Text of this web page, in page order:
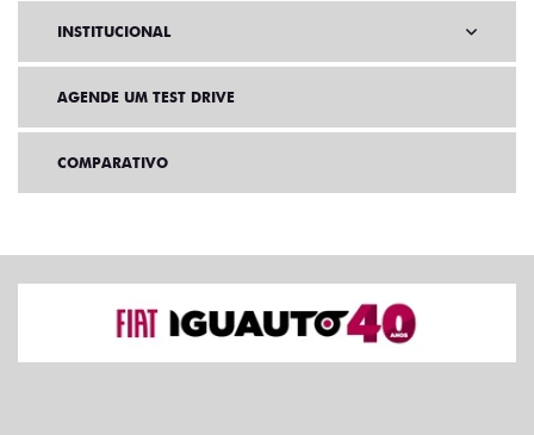
INSTITUCIONAL
AGENDE UM TEST DRIVE
COMPARATIVO